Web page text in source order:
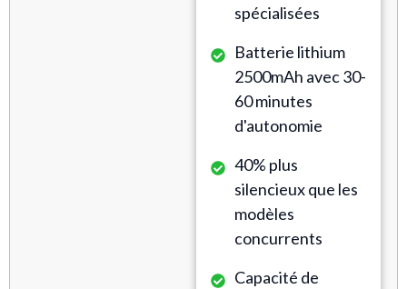
spécialisées
Batterie lithium
2500mAh avec 30-
60 minutes
d'autonomie
40% plus
silencieux que les
modèles
concurrents
Capacité de